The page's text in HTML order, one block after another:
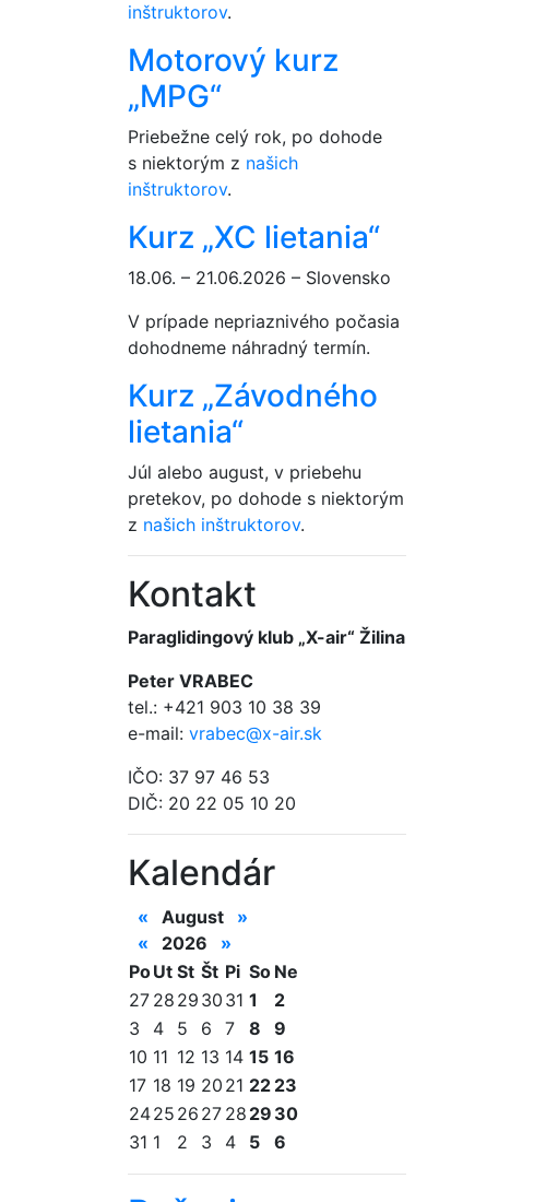
inštruktorov.
Motorový kurz
„MPG“
Priebežne celý rok, po dohode
s niektorým z našich
inštruktorov.
Kurz „XC lietania“
18.06. – 21.06.2026 – Slovensko
V prípade nepriaznivého počasia
dohodneme náhradný termín.
Kurz „Závodného
lietania“
Júl alebo august, v priebehu
pretekov, po dohode s niektorým
z našich inštruktorov.
Kontakt
Paraglidingový klub „X-air“ Žilina
Peter VRABEC
tel.: +421 903 10 38 39
e-mail: vrabec@x-air.sk
IČO: 37 97 46 53
DIČ: 20 22 05 10 20
Kalendár
« August
»
«
2026
»
PoUt St Št Pi So Ne
27 28 29 30 31 1
2
3
4 5 6 7 8
9
10 11 12 13 14 15 16
17 18 19 20 21 22 23
2425 26 27 28 29 30
31 1 2 3 4 5 6